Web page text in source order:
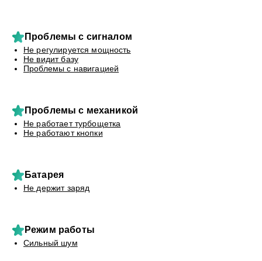
Проблемы с сигналом
Не регулируется мощность
Не видит базу
Проблемы с навигацией
Проблемы с механикой
Не работает турбощетка
Не работают кнопки
Батарея
Не держит заряд
Режим работы
Сильный шум